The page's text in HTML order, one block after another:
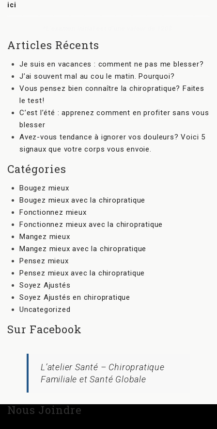
ici
Articles Récents
Je suis en vacances : comment ne pas me blesser?
J’ai souvent mal au cou le matin. Pourquoi?
Vous pensez bien connaître la chiropratique? Faites
le test!
C’est l’été : apprenez comment en profiter sans vous
blesser
Avez-vous tendance à ignorer vos douleurs? Voici 5
signaux que votre corps vous envoie.
Catégories
Bougez mieux
Bougez mieux avec la chiropratique
Fonctionnez mieux
Fonctionnez mieux avec la chiropratique
Mangez mieux
Mangez mieux avec la chiropratique
Pensez mieux
Pensez mieux avec la chiropratique
Soyez Ajustés
Soyez Ajustés en chiropratique
Uncategorized
Sur Facebook
L’atelier Santé – Chiropratique
Familiale et Santé Globale
Nous Joindre